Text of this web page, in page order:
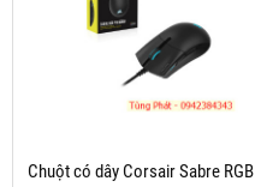
Chuột có dây Corsair Sabre RGB